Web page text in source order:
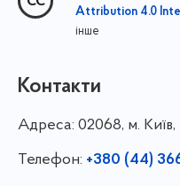
Attribution 4.0
інше
Контакти
Адреса: 02068, м. Київ,
Телефон: +380 (44)